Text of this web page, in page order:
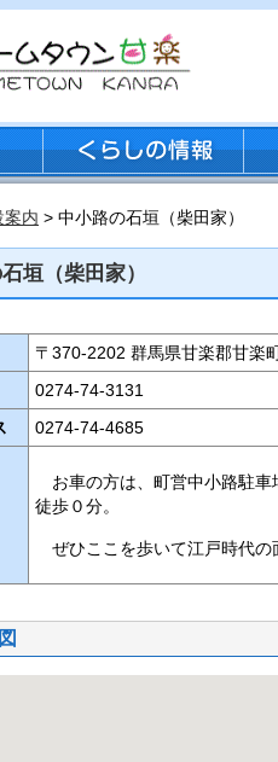
案内 > 中小路の石垣（柴田家）
垣（柴田家）
〒370-2202 群馬県甘楽郡甘
0274-74-3131
0274-74-4685
お車の方は、町営中小路駐車
徒歩０分。
ぜひここを歩いて江戸時代の